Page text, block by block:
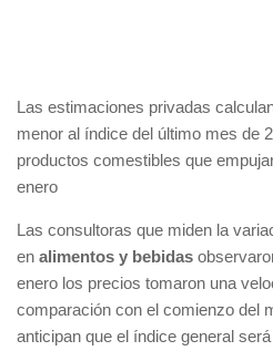
Las estimaciones privadas
menor al índice del último mes de
productos comestibles que
enero
Las consultoras que miden la
en alimentos y bebidas
enero los precios tomaron una
comparación con el comienzo del
anticipan que el índice general será